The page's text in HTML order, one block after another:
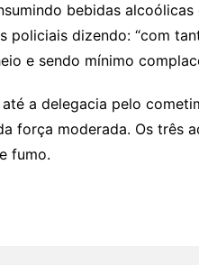
bebidas
dizendo: “com
e sendo mínimo
a delegacia pelo
força moderada. Os
fumo.